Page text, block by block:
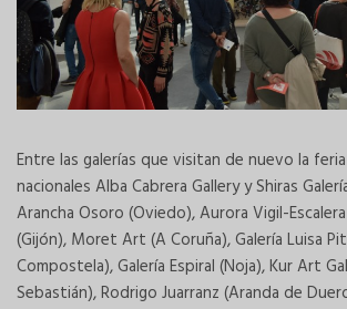
Entre las galerías que visitan de nuevo la
nacionales Alba Cabrera Gallery y Shiras
Arancha Osoro (Oviedo), Aurora Vigil-
(Gijón), Moret Art (A Coruña), Galería Luisa
Compostela), Galería Espiral (Noja), Kur Art
Sebastián), Rodrigo Juarranz (Aranda de